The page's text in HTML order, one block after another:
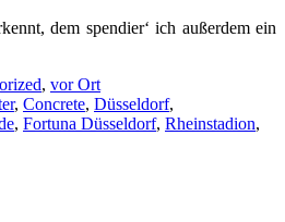
dem spendier‘ ich außerdem ein
, vor Ort
, Concrete, Düsseldorf,
, Fortuna Düsseldorf, Rheinstadion,